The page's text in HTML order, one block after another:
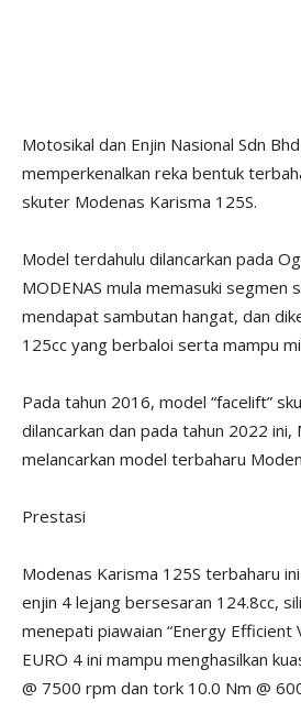
Motosikal dan Enjin Nasional Sdn
memperkenalkan reka bentuk
skuter Modenas Karisma 125S.
Model terdahulu dilancarkan pada
MODENAS mula memasuki segmen
mendapat sambutan hangat, dan
125cc yang berbaloi serta mampu
Pada tahun 2016, model “facelift”
dilancarkan dan pada tahun 2022 ini,
melancarkan model terbaharu
Prestasi
Modenas Karisma 125S terbaharu
enjin 4 lejang bersesaran 124.8cc,
menepati piawaian “Energy Efficient
EURO 4 ini mampu menghasilkan
@ 7500 rpm dan tork 10.0 Nm @